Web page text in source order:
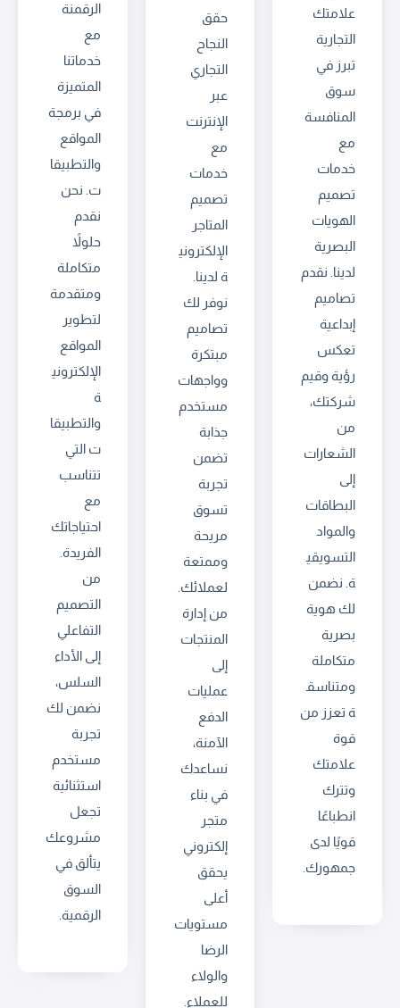
علامتك
التجارية
تبرز في
سوق
المنافسة
مع
خدمات
تصميم
الهويات
البصرية
لدينا. نقدم
تصاميم
إبداعية
تعكس
رؤية وقيم
شركتك،
من
الشعارات
إلى
البطاقات
والمواد
التسويقي
ة. نضمن
لك هوية
بصرية
متكاملة
ومتناسق
ة تعزز من
قوة
علامتك
وتترك
انطباعًا
قويًا لدى
جمهورك.
حقق
النجاح
التجاري
عبر
الإنترنت
مع
خدمات
تصميم
المتاجر
الإلكتروني
ة لدينا.
نوفر لك
تصاميم
مبتكرة
وواجهات
مستخدم
جذابة
تضمن
تجربة
تسوق
مريحة
وممتعة
لعملائك.
من إدارة
المنتجات
إلى
عمليات
الدفع
الآمنة،
نساعدك
في بناء
متجر
إلكتروني
يحقق
أعلى
مستويات
الرضا
والولاء
للعملاء.
الرقمنة
مع
خدماتنا
المتميزة
في برمجة
المواقع
والتطبيقا
ت. نحن
نقدم
حلولاً
متكاملة
ومتقدمة
لتطوير
المواقع
الإلكتروني
ة
والتطبيقا
ت التي
تتناسب
مع
احتياجاتك
الفريدة.
من
التصميم
التفاعلي
إلى الأداء
السلس،
نضمن لك
تجربة
مستخدم
استثنائية
تجعل
مشروعك
يتألق في
السوق
الرقمية.